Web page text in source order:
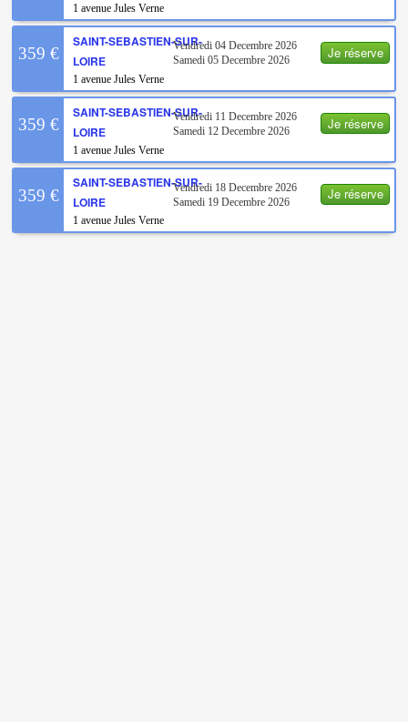
1 avenue Jules Verne
Je réserve
359 €
SAINT-SEBASTIEN-SUR-
LOIRE
1 avenue Jules Verne
Vendredi 04 Decembre 2026
Samedi 05 Decembre 2026
Je réserve
359 €
SAINT-SEBASTIEN-SUR-
LOIRE
1 avenue Jules Verne
Vendredi 11 Decembre 2026
Samedi 12 Decembre 2026
Je réserve
359 €
SAINT-SEBASTIEN-SUR-
LOIRE
1 avenue Jules Verne
Vendredi 18 Decembre 2026
Samedi 19 Decembre 2026